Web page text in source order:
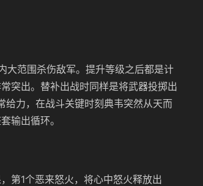
大范围杀伤敌军。提升等级之后都是计
突出。替补出战时同样是将武器投掷出
力，在战斗关键时刻典韦突然从天而
输出循环。
第1个恶来怒火，将心中怒火释放出